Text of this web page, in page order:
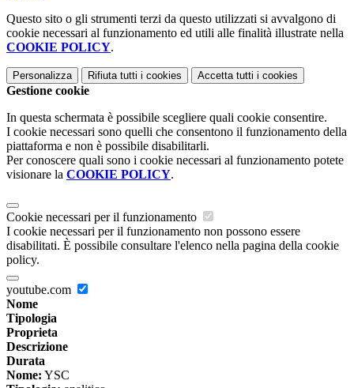
Questo sito o gli strumenti terzi da questo utilizzati si avvalgono di
cookie necessari al funzionamento ed utili alle finalità illustrate nella
COOKIE POLICY.
Personalizza Rifiuta tutti i cookies Accetta tutti i cookies
Gestione cookie
In questa schermata è possibile scegliere quali cookie consentire.
I cookie necessari sono quelli che consentono il funzionamento della
piattaforma e non è possibile disabilitarli.
Per conoscere quali sono i cookie necessari al funzionamento potete
visionare la COOKIE POLICY.
Cookie necessari per il funzionamento
I cookie necessari per il funzionamento non possono essere
disabilitati. È possibile consultare l'elenco nella pagina della cookie
policy.
youtube.com
Nome
Tipologia
Proprieta
Descrizione
Durata
Nome: YSC